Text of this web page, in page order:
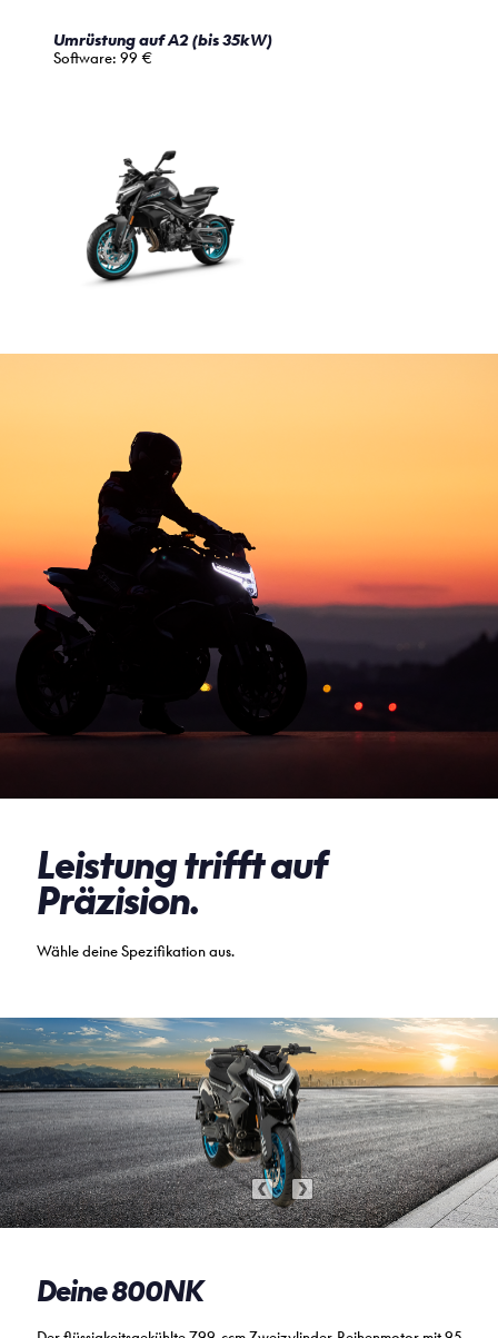
Umrüstung auf A2 (bis 35kW)
Software: 99 €
Leistung trifft auf
Präzision.
Wähle deine Spezifikation aus.
Deine 800NK